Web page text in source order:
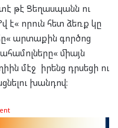
թէ Ցեղասպանն ու
է« որուն հետ ձեռք կը
արտաքին գործոց
միայն
մէջ իրենց դրսեցի ու
խանդով: